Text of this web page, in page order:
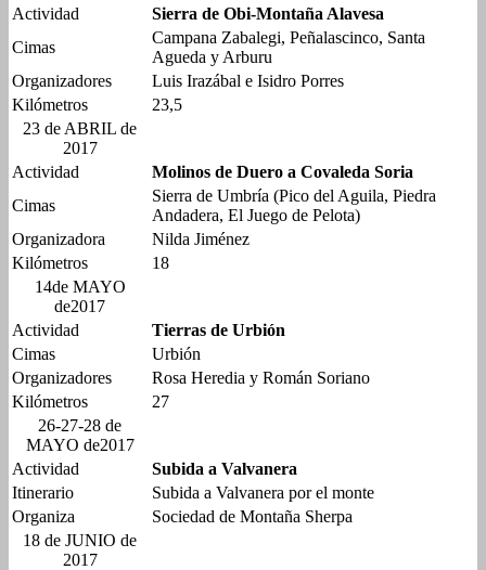
Actividad
Sierra de Obi-Montaña Alavesa
Cimas
Campana Zabalegi, Peñalascinco, Santa
Agueda y Arburu
Organizadores
Luis Irazábal e Isidro Porres
Kilómetros
23,5
23 de ABRIL de
2017
Actividad
Molinos de Duero a Covaleda Soria
Cimas
Sierra de Umbría (Pico del Aguila, Piedra
Andadera, El Juego de Pelota)
Organizadora
Nilda Jiménez
Kilómetros
18
14de MAYO
de2017
Actividad
Tierras de Urbión
Cimas
Urbión
Organizadores
Rosa Heredia y Román Soriano
Kilómetros
27
26-27-28 de
MAYO de2017
Actividad
Subida a Valvanera
Itinerario
Subida a Valvanera por el monte
Organiza
Sociedad de Montaña Sherpa
18 de JUNIO de
2017